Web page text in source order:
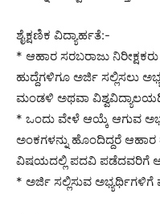
ಶೈಕ್ಷಣಿಕ ವಿದ್ಯಾರ್ಹತೆ:-
* ಆಹಾರ ಸರಬರಾಜು
ಹುದ್ದೆಗಳಿಗೂ ಅರ್ಜಿ ಸಲ್ಲಿಸಲು
ಮಂಡಳಿ ಅಥವಾ
* ಒಂದು ವೇಳೆ ಆಯ್ಕೆ ಆಗುವ
ಅಂಕಗಳನ್ನು ಹೊಂದಿದ್ದರೆ ಆಹಾರ
ವಿಷಯದಲ್ಲಿ ಪದವಿ ಪಡೆದವರಿಗೆ
* ಅರ್ಜಿ ಸಲ್ಲಿಸುವ ಅಭ್ಯರ್ಥಿಗಳಿಗೆ